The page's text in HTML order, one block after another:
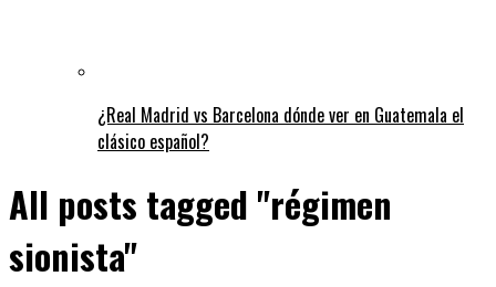
¿Real Madrid vs Barcelona dónde ver en Guatemala el
clásico español?
All posts tagged "régimen
sionista"